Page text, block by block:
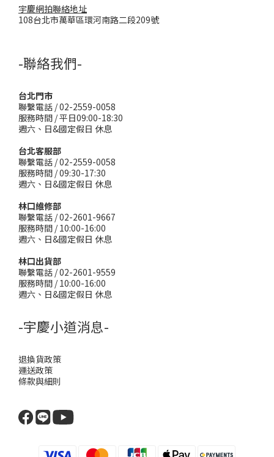
宇慶網拍聯絡地址
108台北市萬華區環河南路二段209號
-聯絡我們-
台北門市
聯繫電話 / 02-2559-0058
服務時間 / 平日09:00-18:30
週六、日&國定假日 休息
台北客服部
聯繫電話 / 02-2559-0058
服務時間 / 09:30-17:30
週六、日&國定假日 休息
林口維修部
聯繫電話 / 02-2601-9667
服務時間 / 10:00-16:00
週六、日&國定假日 休息
林口出貨部
聯繫電話 / 02-2601-9559
服務時間 / 10:00-16:00
週六、日&國定假日 休息
-宇慶小道消息-
退換貨政策
運送政策
條款與細則